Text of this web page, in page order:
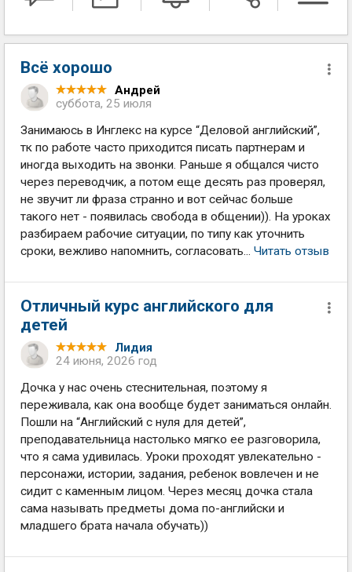
Всё хорошо
Андрей
суббота, 25 июля
Занимаюсь в Инглекс на курсе “Деловой английский”,
тк по работе часто приходится писать партнерам и
иногда выходить на звонки. Раньше я общался чисто
через переводчик, а потом еще десять раз проверял,
не звучит ли фраза странно и вот сейчас больше
такого нет - появилась свобода в общении)). На уроках
разбираем рабочие ситуации, по типу как уточнить
сроки, вежливо напомнить, согласовать... Читать отзыв
Отличный курс английского для
детей
Лидия
24 июня, 2026 год
Дочка у нас очень стеснительная, поэтому я
переживала, как она вообще будет заниматься онлайн.
Пошли на “Английский с нуля для детей”,
преподавательница настолько мягко ее разговорила,
что я сама удивилась. Уроки проходят увлекательно -
персонажи, истории, задания, ребенок вовлечен и не
сидит с каменным лицом. Через месяц дочка стала
сама называть предметы дома по-английски и
младшего брата начала обучать))